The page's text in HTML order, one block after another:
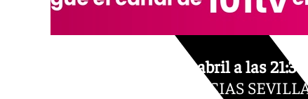
GRADA 101 este lunes 8 de abril a las
la televisión de Sevilla. NOTICIAS